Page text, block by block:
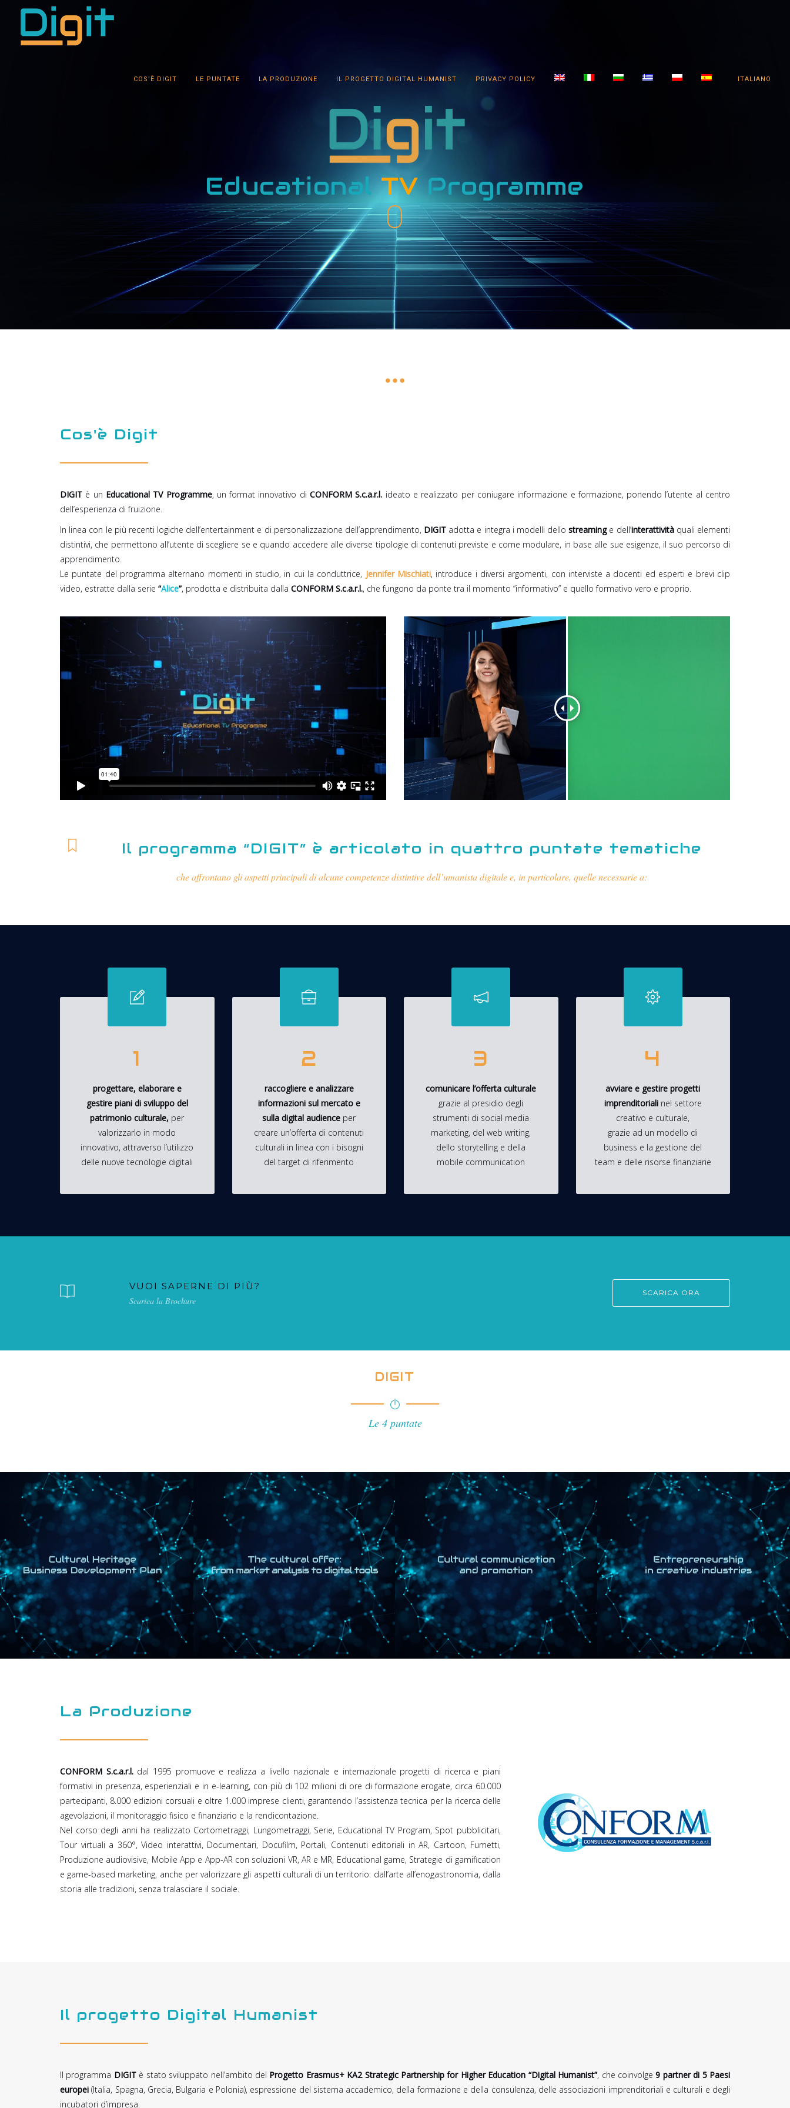
COS’È DIGIT LE PUNTATE LA PRODUZIONE IL PROGETTO DIGITAL HUMANIST PRIVACY POLICY ITALIANO
EducationalTVProgramme
Cos'è Digit
DIGIT è un Educational TV Programme, un format innovativo diCONFORM S.c.a.r.l. ideato e realizzato per coniugare informazione e formazione, ponendo l’utente al centro
dell’esperienza di fruizione.
In linea con le più recenti logiche dell’entertainment e di personalizzazione dell’apprendimento, DIGIT adotta e integra i modelli dellostreaminge dell’interattivitàquali elementi
distintivi, che permettono all’utente di scegliere se e quando accedere alle diverse tipologie di contenuti previste e come modulare, in base alle sue esigenze, il suo percorso di
apprendimento.
Le puntate del programma alternano momenti in studio, in cui la conduttrice, Jennifer Mischiati, introduce i diversi argomenti, con interviste a docenti ed esperti e brevi clip
video, estratte dalla serie “Alice”, prodotta e distribuita dalla CONFORM S.c.a.r.l., che fungono da ponte tra il momento “informativo” e quello formativo vero e proprio.
Il programma “DIGIT” è articolato in quattro puntate tematiche
che affrontano gli aspetti principali di alcune competenze distintive dell’umanista digitale e, in particolare, quelle necessarie a:
1
progettare, elaborare e
gestire piani di sviluppo del
patrimonio culturale, per
valorizzarlo in modo
innovativo, attraverso l’utilizzo
delle nuove tecnologie digitali
2
raccogliere e analizzare
informazioni sul mercato e
sulla digital audience per
creare un’offerta di contenuti
culturali in linea con i bisogni
del target di riferimento
3
comunicare l’offerta culturale
grazie al presidio degli
strumenti di social media
marketing, del web writing,
dello storytelling e della
mobile communication
4
avviare e gestire progetti
imprenditoriali nel settore
creativo e culturale,
grazie ad un modello di
business e la gestione del
team e delle risorse finanziarie
VUOI SAPERNE DI PIÙ?
Scarica la Brochure
SCARICA ORA
DIGIT
Le 4 puntate
La Produzione
CONFORM S.c.a.r.l.dal 1995 promuove e realizza a livello nazionale e internazionale progetti di ricerca e piani
formativi in presenza, esperienziali e in e-learning, con più di 102 milioni di ore di formazione erogate, circa 60.000
partecipanti, 8.000 edizioni corsuali e oltre 1.000 imprese clienti, garantendo l’assistenza tecnica per la ricerca delle
agevolazioni, il monitoraggio fisico e finanziario e la rendicontazione.
Nel corso degli anni ha realizzato Cortometraggi, Lungometraggi, Serie, Educational TV Program, Spot pubblicitari,
Tour virtuali a 360°, Video interattivi, Documentari, Docufilm, Portali, Contenuti editoriali in AR, Cartoon, Fumetti,
Produzione audiovisive, Mobile App e App-AR con soluzioni VR, AR e MR, Educational game, Strategie di gamification
e game-based marketing, anche per valorizzare gli aspetti culturali di un territorio: dall’arte all’enogastronomia, dalla
storia alle tradizioni, senza tralasciare il sociale.
Il progetto Digital Humanist
Il programma DIGITè stato sviluppato nell’ambito del Progetto Erasmus+ KA2 Strategic Partnership for Higher Education “Digital Humanist”, che coinvolge9 partner di 5 Paesi
europei (Italia, Spagna, Grecia, Bulgaria e Polonia), espressione del sistema accademico, della formazione e della consulenza, delle associazioni imprenditoriali e culturali e degli
incubatori d’impresa.